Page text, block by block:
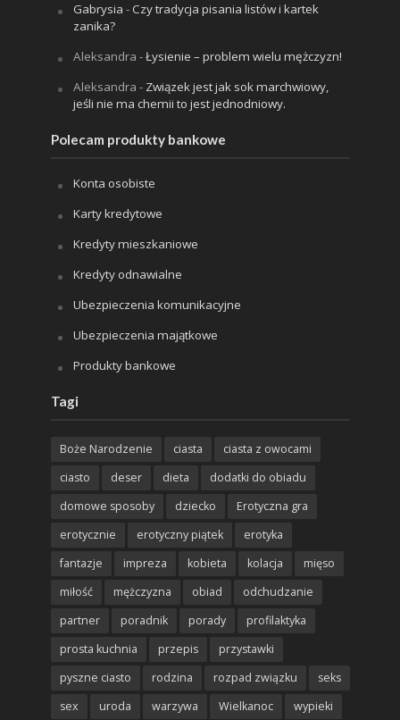
Gabrysia -Czy tradycja pisania listów i kartek
zanika?
Aleksandra -Łysienie – problem wielu mężczyzn!
Aleksandra - Związek jest jak sok marchwiowy,
jeśli nie ma chemii to jest jednodniowy.
Polecam produkty bankowe
Konta osobiste
Karty kredytowe
Kredyty mieszkaniowe
Kredyty odnawialne
Ubezpieczenia komunikacyjne
Ubezpieczenia majątkowe
Produkty bankowe
Tagi
Boże Narodzenie ciasta
ciasta z owocami
ciasto
deser dieta
dodatki do obiadu
domowe sposoby
dziecko
Erotyczna gra
erotycznie
erotyczny piątek
erotyka
fantazje
impreza kobieta kolacja
mięso
miłość
mężczyzna obiad
odchudzanie
partner
poradnik porady
profilaktyka
prosta kuchnia
przepis
przystawki
pyszne ciasto
rodzina rozpad związku
seks
sex
uroda warzywa Wielkanoc
wypieki